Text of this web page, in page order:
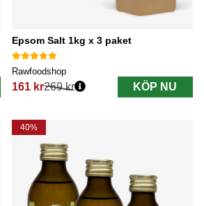
Epsom Salt 1kg x 3 paket
Rawfoodshop
161 kr
Ordinarie pris:
269 kr KÖP NU
40%